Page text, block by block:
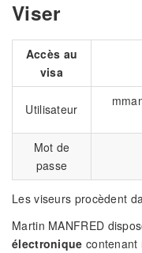
Viser
Accès au
visa
Utilisateur
Mot de
passe
Les viseurs procèdent
Martin MANFRED
électronique contenant